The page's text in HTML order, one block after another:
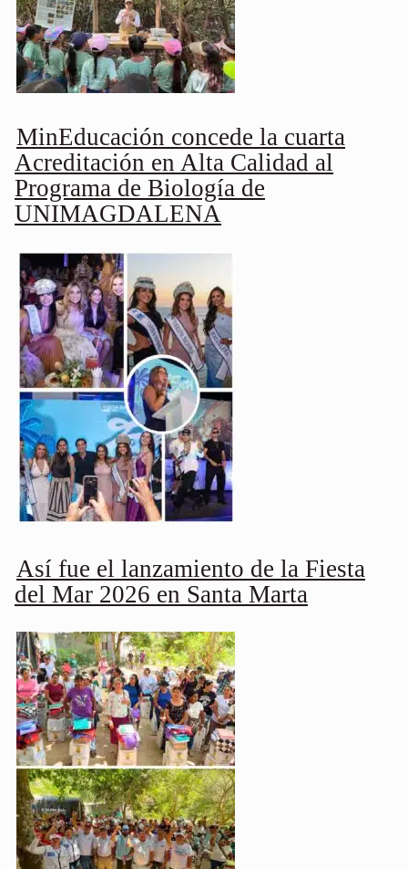
MinEducación concede la cuarta
Acreditación en Alta Calidad al
Programa de Biología de
UNIMAGDALENA
Así fue el lanzamiento de la Fiesta
del Mar 2026 en Santa Marta